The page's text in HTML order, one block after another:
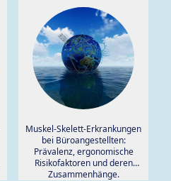
Muskel-Skelett-Erkrankungen
bei Büroangestellten:
Prävalenz, ergonomische
Risikofaktoren und deren
Zusammenhänge.